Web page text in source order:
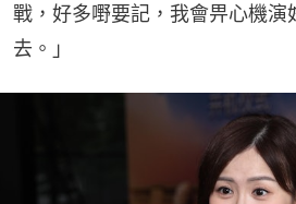
戰，好多嘢要記，我會畀心機演
去。」